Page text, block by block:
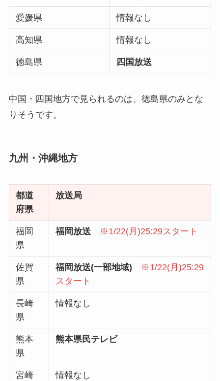
愛媛県 情報なし
高知県 情報なし
徳島県 四国放送
中国・四国地方で見られるのは、徳島県のみとな
りそうです。
九州・沖縄地方
都道
府県
放送局
福岡
県
福岡放送 ※1/22(月)25:29スタート
佐賀
県
福岡放送(一部地域)
※1/22(月)25:29
スタート
長崎
県
情報なし
熊本
県
熊本県民テレビ
宮崎
情報なし